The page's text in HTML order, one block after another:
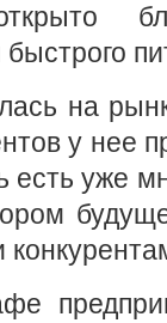
на
у нее
есть уже